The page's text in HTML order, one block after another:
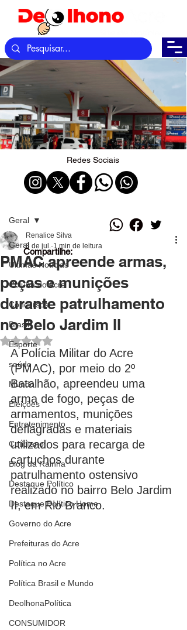
Redes Sociais
Geral
Últimas Notícias
Coluna do Acre
Concursos
Brasil
Esporte
saúde
Mundo
Eleições
Entretenimento
Cotidiano
Blog da Rainha
Destaque Político
Destaque Político Home
Governo do Acre
Prefeituras do Acre
Política no Acre
Política Brasil e Mundo
DeolhonaPolítica
CONSUMIDOR
Geral
PMAC apreende armas,
peças e munições
durante patrulhamento
no Belo Jardim II
Renalice Silva
8 de jul. 1 min de leitura
Avaliado com NaN de 5 estrelas.
A Polícia Militar do Acre
(PMAC), por meio do 2º
Batalhão, apreendeu uma
arma de fogo, peças de
armamentos, munições
deflagradas e materiais
utilizados para recarga de
cartuchos durante
patrulhamento ostensivo
realizado no bairro Belo Jardim
II, em Rio Branco.
Compartilhe: